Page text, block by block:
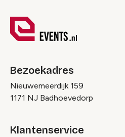
Bezoekadres
Nieuwemeerdijk 159
1171 NJ Badhoevedorp
Klantenservice